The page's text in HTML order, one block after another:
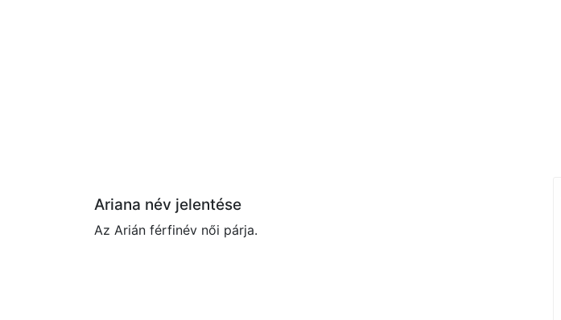
Ariana név jelentése
Az Arián férfinév női párja.